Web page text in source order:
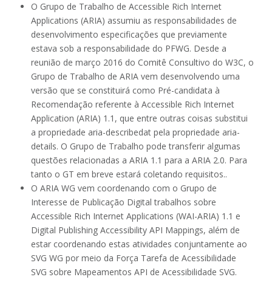
O Grupo de Trabalho de Accessible Rich Internet
Applications (ARIA) assumiu as responsabilidades de
desenvolvimento especificações que previamente
estava sob a responsabilidade do PFWG. Desde a
reunião de março 2016 do Comitê Consultivo do W3C, o
Grupo de Trabalho de ARIA vem desenvolvendo uma
versão que se constituirá como Pré-candidata à
Recomendação referente à Accessible Rich Internet
Application (ARIA) 1.1, que entre outras coisas substitui
a propriedade aria-describedat pela propriedade aria-
details. O Grupo de Trabalho pode transferir algumas
questões relacionadas a ARIA 1.1 para a ARIA 2.0. Para
tanto o GT em breve estará coletando requisitos..
O ARIA WG vem coordenando com o Grupo de
Interesse de Publicação Digital trabalhos sobre
Accessible Rich Internet Applications (WAI-ARIA) 1.1 e
Digital Publishing Accessibility API Mappings, além de
estar coordenando estas atividades conjuntamente ao
SVG WG por meio da Força Tarefa de Acessibilidade
SVG sobre Mapeamentos API de Acessibilidade SVG.